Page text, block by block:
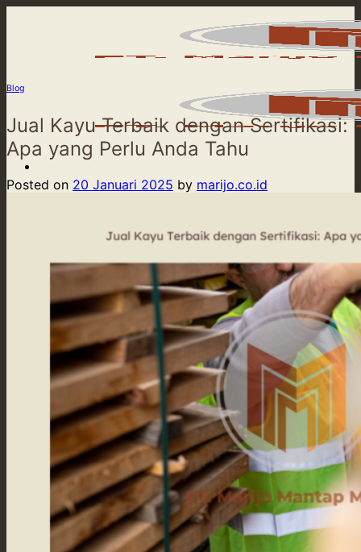
Product
Our Service
Our Supply
Tentang Kami
Blog
Blog
Jual Kayu Terbaik dengan Sertifikasi:
Apa yang Perlu Anda Tahu
Posted on 20 Januari 2025 by marijo.co.id